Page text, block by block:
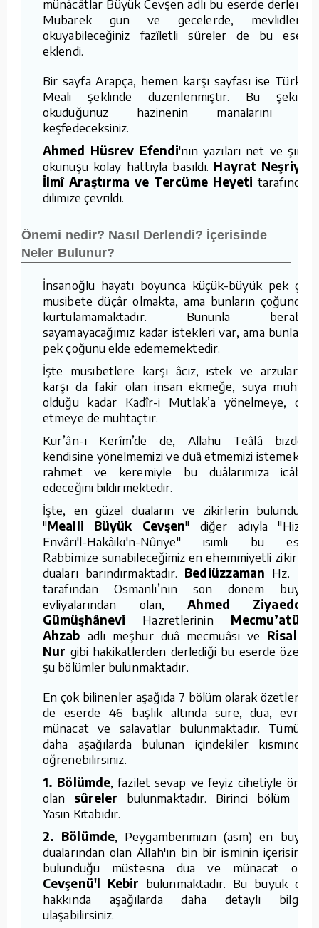
münâcâtlar Büyük Cevşen adlı bu eserde derlendi.
Mübarek gün ve gecelerde, mevlidlerde
okuyabileceğiniz fazîletli sûreler de bu esere
eklendi.
Bir sayfa Arapça, hemen karşı sayfası ise Türkçe
Meali şeklinde düzenlenmiştir. Bu şekilde
okuduğunuz hazinenin manalarını da
keşfedeceksiniz.
Ahmed Hüsrev Efendi'nin yazıları net ve şirin,
okunuşu kolay hattıyla basıldı. Hayrat Neşriyat
İlmî Araştırma ve Tercüme Heyeti tarafından
dilimize çevrildi.
Önemi nedir? Nasıl Derlendi? İçerisinde
Neler Bulunur?
İnsanoğlu hayatı boyunca küçük-büyük pek çok
musibete düçâr olmakta, ama bunların çoğundan
kurtulamamaktadır. Bununla beraber
sayamayacağımız kadar istekleri var, ama bunların
pek çoğunu elde edememektedir.
İşte musibetlere karşı âciz, istek ve arzularına
karşı da fakir olan insan ekmeğe, suya muhtaç
olduğu kadar Kadîr-i Mutlak’a yönelmeye, duâ
etmeye de muhtaçtır.
Kur’ân-ı Kerîm’de de, Allahü Teâlâ bizden,
kendisine yönelmemizi ve duâ etmemizi istemekte,
rahmet ve keremiyle bu duâlarımıza icâbet
edeceğini bildirmektedir.
İşte, en güzel duaların ve zikirlerin bulunduğu
"Mealli Büyük Cevşen" diğer adıyla "Hizbü
Envâri'l-Hakâikı'n-Nûriye" isimli bu eser,
Rabbimize sunabileceğimiz en ehemmiyetli zikir ve
duaları barındırmaktadır. Bediüzzaman Hz. leri
tarafından Osmanlı’nın son dönem büyük
evliyalarından olan,Ahmed Ziyaeddin
Gümüşhânevi Hazretlerinin Mecmu’atü’l-
Ahzab adlı meşhur duâ mecmuâsı ve Risale-i
Nur gibi hakikatlerden derlediği bu eserde özetle
şu bölümler bulunmaktadır.
En çok bilinenler aşağıda 7 bölüm olarak özetlense
de eserde 46 başlık altında sure, dua, evrad,
münacat ve salavatlar bulunmaktadır. Tümünü
daha aşağılarda bulunan içindekiler kısmından
öğrenebilirsiniz.
1. Bölümde, fazilet sevap ve feyiz cihetiyle önde
olan sûreler bulunmaktadır. Birinci bölüm bir
Yasin Kitabıdır.
2. Bölümde, Peygamberimizin (asm) en büyük
dualarından olan Allah'ın bin bir isminin içerisinde
bulunduğu müstesna dua ve münacat olan
Cevşenü'l Kebir bulunmaktadır. Bu büyük dua
hakkında aşağılarda daha detaylı bilgiye
ulaşabilirsiniz.